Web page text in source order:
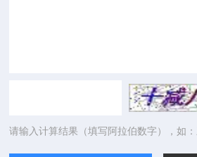
请输入计算结果（填写阿拉伯数字），如